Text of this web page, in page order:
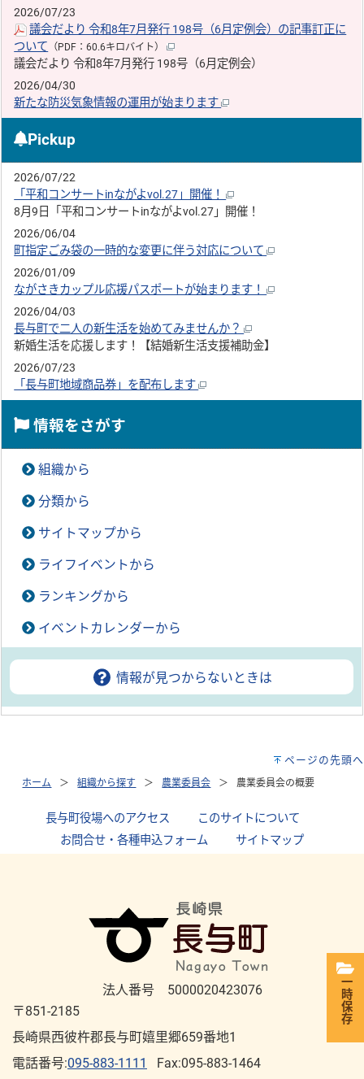
2026/07/23
議会だより 令和8年7月発行 198号（6月定例会）の記事訂正に
ついて （PDF：60.6キロバイト）
議会だより 令和8年7月発行 198号（6月定例会）
2026/04/30
新たな防災気象情報の運用が始まります
Pickup
2026/07/22
「平和コンサートinながよvol.27」開催！
8月9日「平和コンサートinながよvol.27」開催！
2026/06/04
町指定ごみ袋の一時的な変更に伴う対応について
2026/01/09
ながさきカップル応援パスポートが始まります！
2026/04/03
長与町で二人の新生活を始めてみませんか？
新婚生活を応援します！【結婚新生活支援補助金】
2026/07/23
「長与町地域商品券」を配布します
情報をさがす
組織から
分類から
サイトマップから
ライフイベントから
ランキングから
イベントカレンダーから
情報が見つからないときは
ページの先頭へ
ホーム 組織から探す 農業委員会 農業委員会の概要
長与町役場へのアクセス このサイトについて
お問合せ・各種申込フォーム
サイトマップ
法人番号 5000020423076
〒851-2185
長崎県西彼杵郡長与町嬉里郷659番地1
電話番号:095-883-1111 Fax:095-883-1464
一時保存